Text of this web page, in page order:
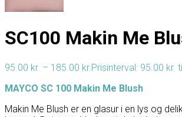
SC100 Makin Me
95.00 kr. – 185.00 kr. Prisinterval: 95.00 kr.
MAYCO SC 100 Makin Me Blush
Makin Me Blush er en glasur i en lys og